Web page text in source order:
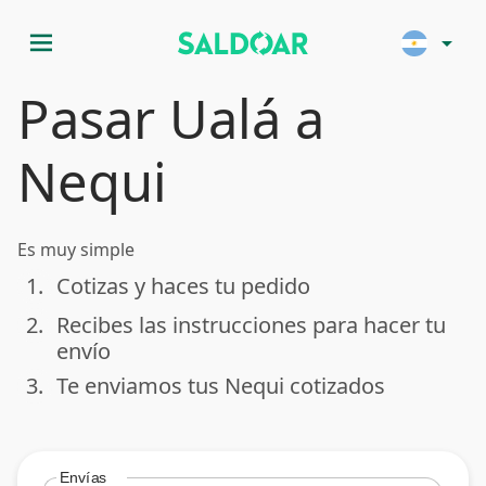
menu arrow_drop_down
Pasar Ualá a
Nequi
Es muy simple
done
1. Cotizas y haces tu pedido
done
2. Recibes las instrucciones para hacer tu
envío
done
3. Te enviamos tus Nequi cotizados
Envías